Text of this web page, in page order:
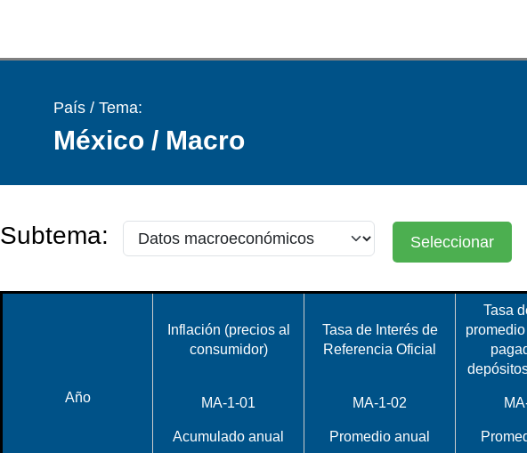
País / Tema:
México / Macro
Subtema: Seleccionar
Año
Inflación (precios al
consumidor)
Tasa de Interés de
Referencia Oficial
Tasa
MA-1-01 MA-1-02
Acumulado anual Promedio anual